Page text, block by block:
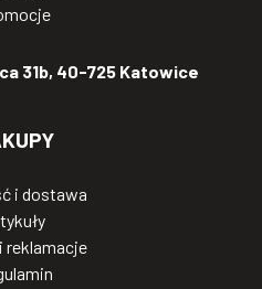
31b, 40-725 Katowice
i dostawa
reklamacje